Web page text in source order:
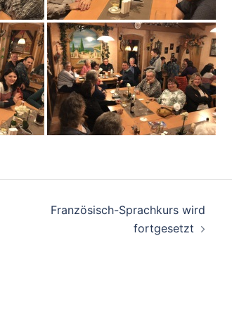
Französisch-Sprachkurs wird
fortgesetzt